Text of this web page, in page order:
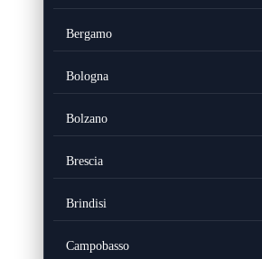
Bergamo
Bologna
Bolzano
Brescia
Brindisi
Campobasso